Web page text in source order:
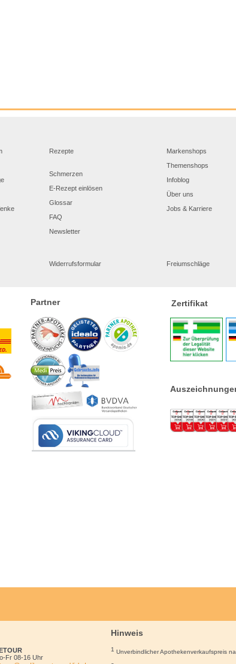
Rezepte
Schmerzen
E-Rezept einlösen
Glossar
FAQ
Newsletter
Markenshops
Themenshops
Infoblog
Über uns
Jobs & Karriere
Widerrufsformular Freiumschläge
Partner Zertifikat
Fr 08-16 Uhr
Hinweis
1 Unverbindlicher Apothekenverkaufspreis